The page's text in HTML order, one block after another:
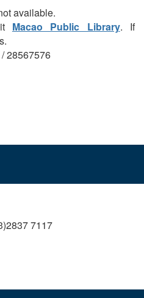
available.
Macao Public Library. If
28567576
7117